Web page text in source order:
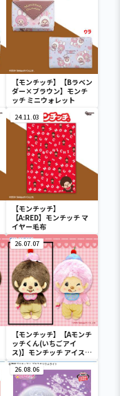
【モンチッチ】【Bラベン
ダー×ブラウン】モンチ
ッチ ミニウォレット
24.11.03
【モンチッチ】
【A:RED】モンチッチ マ
イヤー毛布
26.07.07
【モンチッチ】【Aモンチ
ッチくん(いちごアイ
ス)】モンチッチ アイス大
好き BIGぬいぐるみ
26.08.06